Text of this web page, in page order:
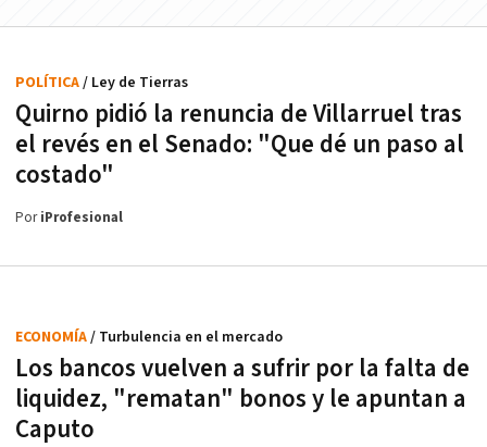
Quirno pidió la renuncia de Villarruel tras
el revés en el Senado: "Que dé un paso al
costado"
POLÍTICA/ Ley de Tierras
PoriProfesional
Los bancos vuelven a sufrir por la falta de
liquidez, "rematan" bonos y le apuntan a
Caputo
ECONOMÍA/ Turbulencia en el mercado